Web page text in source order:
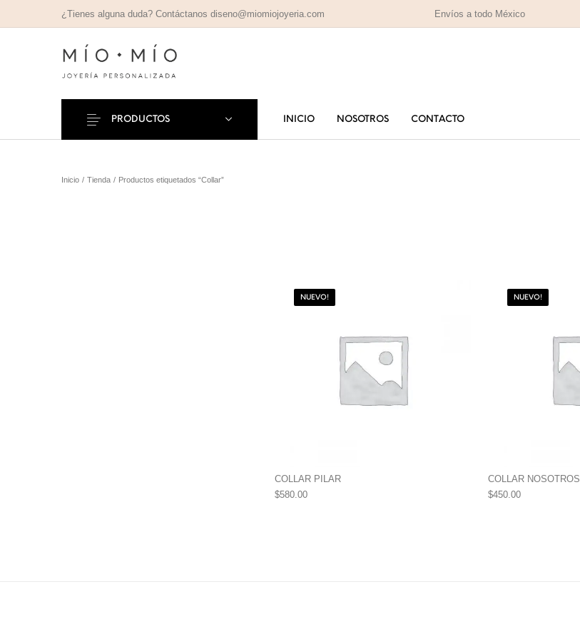
¿Tienes alguna duda? Contáctanos diseno@miomiojoyeria.com Envíos a todo México
INICIO NOSOTROS CONTACTO
PRODUCTOS
PERSONALIZADOS
Inicio / Tienda / Productos etiquetados “Collar”
NUEVO!
COLLAR PILAR
$580.00
NUEVO!
COLLAR NOSOTROS
$450.00